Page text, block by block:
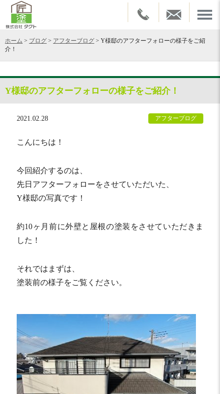
ホーム > ブログ > アフターブログ > Y様邸のアフターフォローの様子をご紹
介！
Y様邸のアフターフォローの様子をご紹介！
2021.02.28 アフターブログ
こんにちは！
今回紹介するのは、
先日アフターフォローをさせていただいた、
Y様邸の写真です！
約10ヶ月前に外壁と屋根の塗装をさせていただきま
した！
それではまずは、
塗装前の様子をご覧ください。